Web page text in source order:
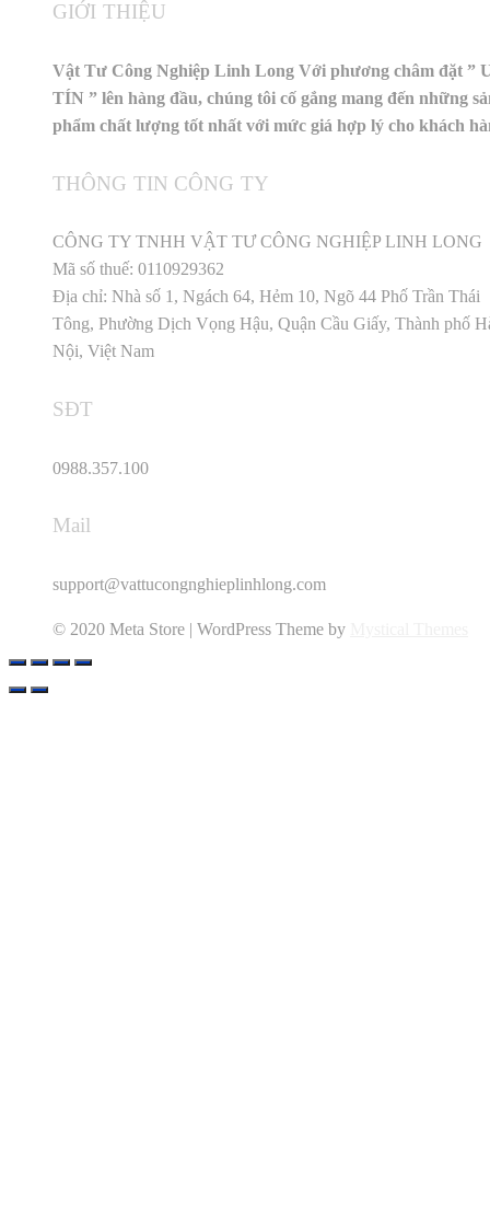
GIỚI THIỆU
Vật Tư Công Nghiệp Linh Long Với phương châm đặt ”
TÍN ” lên hàng đầu, chúng tôi cố gắng mang đến những
phẩm chất lượng tốt nhất với mức giá hợp lý cho khách
THÔNG TIN CÔNG TY
CÔNG TY TNHH VẬT TƯ CÔNG NGHIỆP LINH LONG
Mã số thuế: 0110929362
Địa chỉ: Nhà số 1, Ngách 64, Hẻm 10, Ngõ 44 Phố Trần Thái
Tông, Phường Dịch Vọng Hậu, Quận Cầu Giấy, Thành phố
Nội, Việt Nam
SĐT
0988.357.100
Mail
support@vattucongnghieplinhlong.com
© 2020 Meta Store | WordPress Theme by